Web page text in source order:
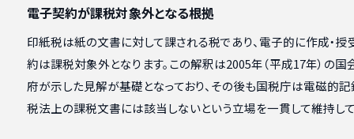
電子契約が課税対象外となる根拠
印紙税は紙の文書に対して課される税であり、電子的に作成・授
約は課税対象外となります。この解釈は2005年（平成17年）の
府が示した見解が基礎となっており、その後も国税庁は電磁的
税法上の課税文書には該当しないという立場を一貫して維持して